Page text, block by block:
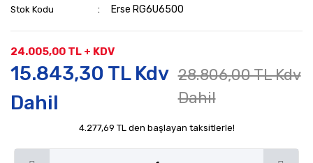
Stok Kodu Erse RG6U6500
24.005,00 TL + KDV
15.843,30 TL Kdv
Dahil
28.806,00 TL Kdv
Dahil
4.277,69 TL den başlayan taksitlerle!